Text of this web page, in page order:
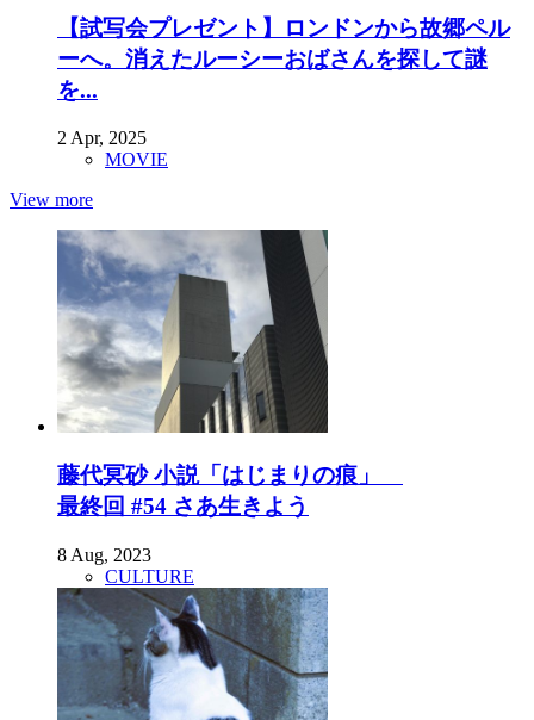
【試写会プレゼント】ロンドンから故郷ペル
ーへ。消えたルーシーおばさんを探して謎
を...
2 Apr, 2025
MOVIE
View more
藤代冥砂 小説「はじまりの痕」
最終回 #54 さあ生きよう
8 Aug, 2023
CULTURE